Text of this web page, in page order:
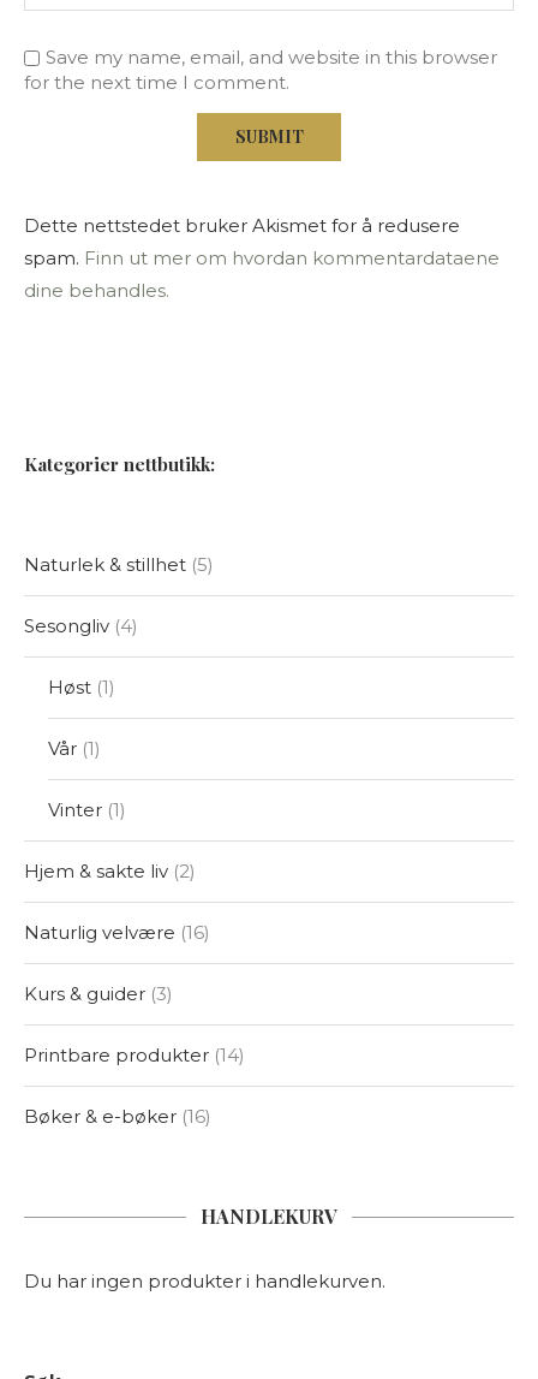
Save my name, email, and website in this browser
for the next time I comment.
Dette nettstedet bruker Akismet for å redusere
spam. Finn ut mer om hvordan kommentardataene
dine behandles.
Kategorier nettbutikk:
Naturlek & stillhet 5
Sesongliv 4
Høst 1
Vår 1
Vinter 1
Hjem & sakte liv 2
Naturlig velvære 16
Kurs & guider 3
Printbare produkter 14
Bøker & e-bøker 16
HANDLEKURV
Du har ingen produkter i handlekurven.